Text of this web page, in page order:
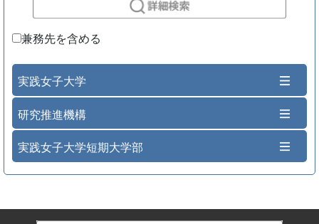
兼務先を含める
実践女子大学
研究推進機構
実践女子大学短期大学部